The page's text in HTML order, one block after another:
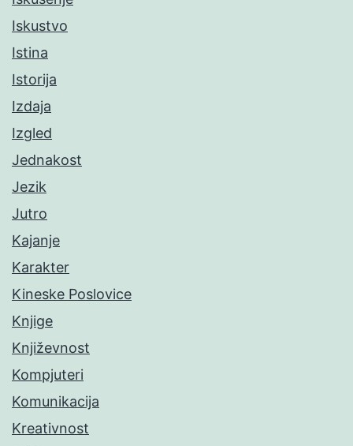
Iskustvo
Istina
Istorija
Izdaja
Izgled
Jednakost
Jezik
Jutro
Kajanje
Karakter
Kineske Poslovice
Knjige
Književnost
Kompjuteri
Komunikacija
Kreativnost